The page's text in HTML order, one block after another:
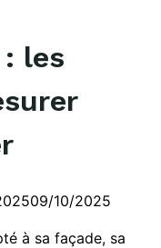
les
09/10/2025
à sa façade, sa